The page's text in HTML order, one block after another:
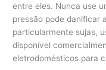
entre eles. Nunca use
pressão pode danificar
particularmente sujas,
disponível
eletrodomésticos para